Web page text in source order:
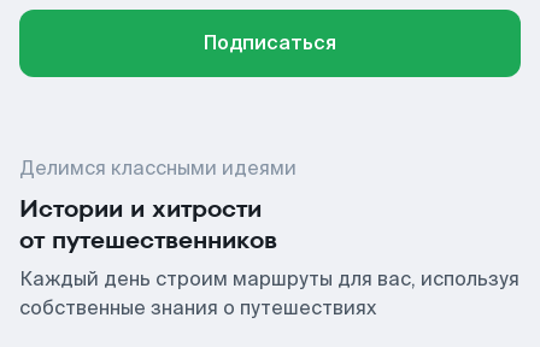
Подписаться
Делимся классными идеями
Истории и хитрости
от путешественников
Каждый день строим маршруты для вас, используя
собственные знания о путешествиях